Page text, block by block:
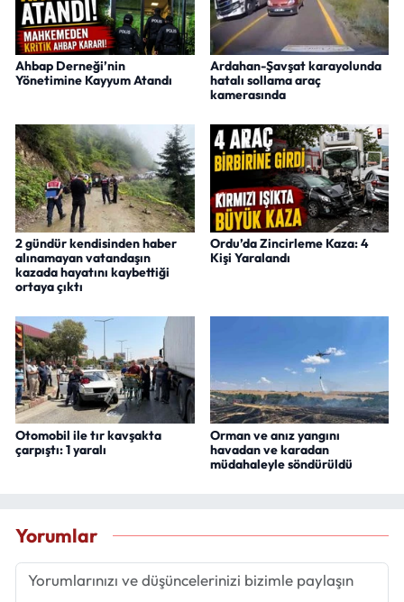
Ahbap Derneği’nin
Yönetimine Kayyum Atandı
Ardahan-Şavşat karayolunda
hatalı sollama araç
kamerasında
2 gündür kendisinden haber
alınamayan vatandaşın
kazada hayatını kaybettiği
ortaya çıktı
Ordu’da Zincirleme Kaza: 4
Kişi Yaralandı
Otomobil ile tır kavşakta
çarpıştı: 1 yaralı
Orman ve anız yangını
havadan ve karadan
müdahaleyle söndürüldü
Yorumlar